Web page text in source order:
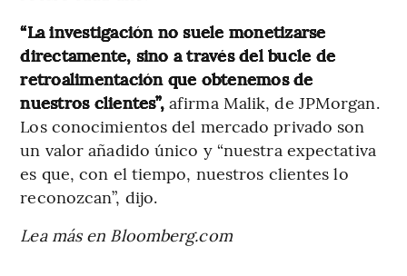
“La investigación no suele monetizarse
directamente, sino a través del bucle de
retroalimentación que obtenemos de
nuestros clientes”,afirma Malik, de JPMorgan.
Los conocimientos del mercado privado son
un valor añadido único y “nuestra expectativa
es que, con el tiempo, nuestros clientes lo
reconozcan”, dijo.
Lea más en Bloomberg.com